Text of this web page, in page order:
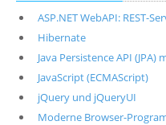
ASP.NET WebAPI: REST-
Hibernate
Java Persistence API
JavaScript (ECMAScript)
jQuery und jQueryUI
Moderne Browser-